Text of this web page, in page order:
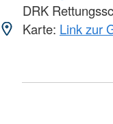
DRK
Karte: Link zur